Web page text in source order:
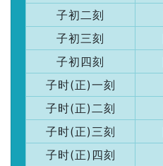
子初二刻
子初三刻
子初四刻
子时(正)一刻
子时(正)二刻
子时(正)三刻
子时(正)四刻